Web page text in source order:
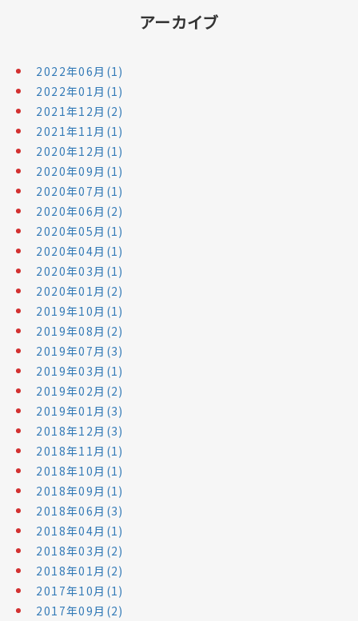
アーカイブ
2022年06月(1)
2022年01月(1)
2021年12月(2)
2021年11月(1)
2020年12月(1)
2020年09月(1)
2020年07月(1)
2020年06月(2)
2020年05月(1)
2020年04月(1)
2020年03月(1)
2020年01月(2)
2019年10月(1)
2019年08月(2)
2019年07月(3)
2019年03月(1)
2019年02月(2)
2019年01月(3)
2018年12月(3)
2018年11月(1)
2018年10月(1)
2018年09月(1)
2018年06月(3)
2018年04月(1)
2018年03月(2)
2018年01月(2)
2017年10月(1)
2017年09月(2)